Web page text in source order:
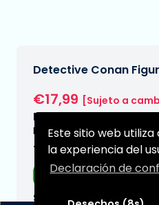
Este sitio web
la experiencia del
Declaración de
Detective Conan
€17,99 [Sujeto a
Fecha de entrega
N/A
Tipo:
Figuras de anime
Serie: